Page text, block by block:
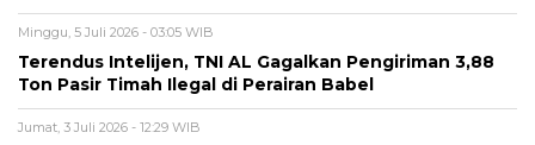
Minggu, 5 Juli 2026 - 03:05 WIB
Terendus Intelijen, TNI AL Gagalkan Pengiriman 3,88
Ton Pasir Timah Ilegal di Perairan Babel
Jumat, 3 Juli 2026 - 12:29 WIB